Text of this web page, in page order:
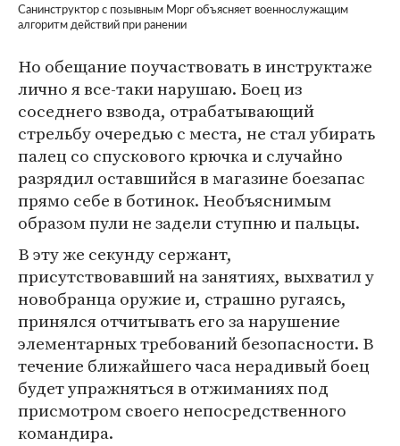
Санинструктор с позывным Морг объясняет военнослужащим
алгоритм действий при ранении
Но обещание поучаствовать в инструктаже
лично я все-таки нарушаю. Боец из
соседнего взвода, отрабатывающий
стрельбу очередью с места, не стал убирать
палец со спускового крючка и случайно
разрядил оставшийся в магазине боезапас
прямо себе в ботинок. Необъяснимым
образом пули не задели ступню и пальцы.
В эту же секунду сержант,
присутствовавший на занятиях, выхватил у
новобранца оружие и, страшно ругаясь,
принялся отчитывать его за нарушение
элементарных требований безопасности. В
течение ближайшего часа нерадивый боец
будет упражняться в отжиманиях под
присмотром своего непосредственного
командира.